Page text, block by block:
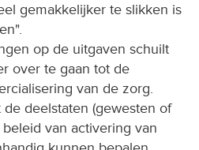
gemakkelijker te slikken is
op de uitgaven schuilt
over te gaan tot de
van de zorg.
deelstaten (gewesten of
van activering van